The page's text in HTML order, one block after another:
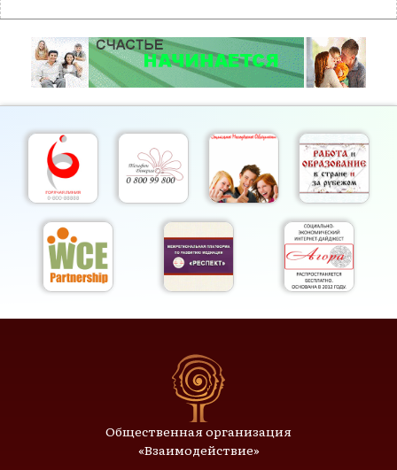
Общественная организация
«Взаимодействие»